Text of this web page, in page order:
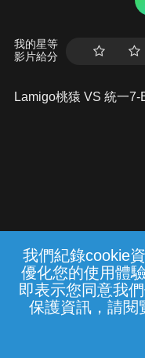
我們紀錄cookie
優化您的使用體
即表示您同意我
保護資訊，請閱
我的星等
影片給分
Lamigo桃猿 VS 統一
常見問題 線上客服
中華電信股
(統一編